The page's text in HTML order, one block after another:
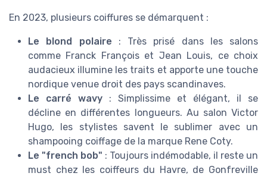
En 2023, plusieurs coiffures se démarquent :
Le blond polaire : Très prisé dans les salons
comme Franck François et Jean Louis, ce choix
audacieux illumine les traits et apporte une touche
nordique venue droit des pays scandinaves.
Le carré wavy : Simplissime et élégant, il se
décline en différentes longueurs. Au salon Victor
Hugo, les stylistes savent le sublimer avec un
shampooing coiffage de la marque Rene Coty.
Le "french bob" : Toujours indémodable, il reste un
must chez les coiffeurs du Havre, de Gonfreville